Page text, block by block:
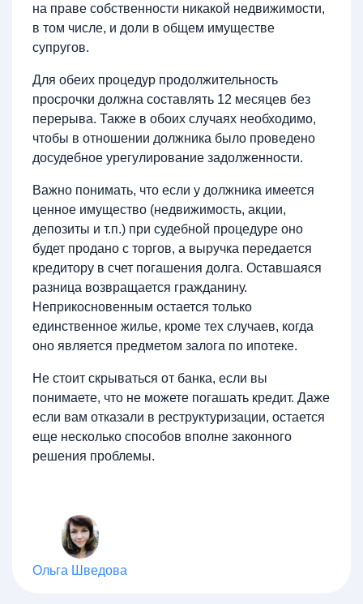
на праве собственности никакой недвижимости,
в том числе, и доли в общем имуществе
супругов.
Для обеих процедур продолжительность
просрочки должна составлять 12 месяцев без
перерыва. Также в обоих случаях необходимо,
чтобы в отношении должника было проведено
досудебное урегулирование задолженности.
Важно понимать, что если у должника имеется
ценное имущество (недвижимость, акции,
депозиты и т.п.) при судебной процедуре оно
будет продано с торгов, а выручка передается
кредитору в счет погашения долга. Оставшаяся
разница возвращается гражданину.
Неприкосновенным остается только
единственное жилье, кроме тех случаев, когда
оно является предметом залога по ипотеке.
Не стоит скрываться от банка, если вы
понимаете, что не можете погашать кредит. Даже
если вам отказали в реструктуризации, остается
еще несколько способов вполне законного
решения проблемы.
Ольга Шведова